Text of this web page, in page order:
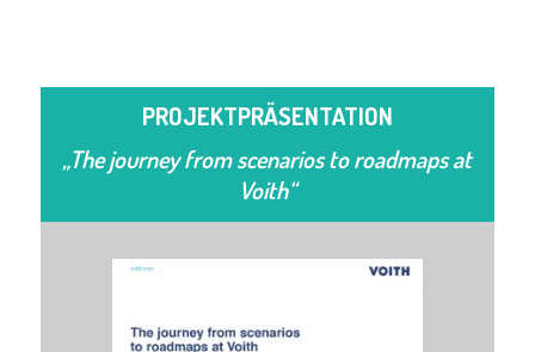
PROJEKTPRÄSENTATION
„The journey from scenarios to roadmaps at
Voith“